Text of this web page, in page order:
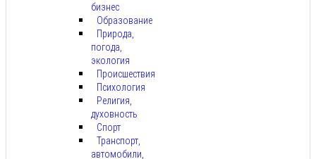
бизнес
Образование
Природа,
погода,
экология
Происшествия
Психология
Религия,
духовность
Спорт
Транспорт,
автомобили,